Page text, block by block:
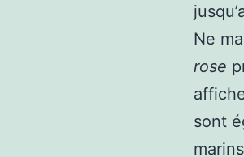
Ne
rose
sont